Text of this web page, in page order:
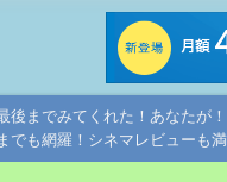
までみてくれた！あなた
も網羅！シネマレビューも